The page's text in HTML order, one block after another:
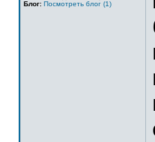
Блог: Посмотреть блог (1)